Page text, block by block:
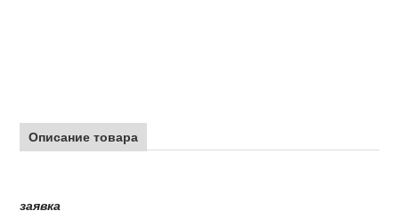
Описание товара
заявка